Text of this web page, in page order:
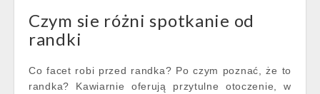
Czym sie różni spotkanie od
randki
Co facet robi przed randka? Po czym poznać, że to
randka? Kawiarnie oferują przytulne otoczenie, w